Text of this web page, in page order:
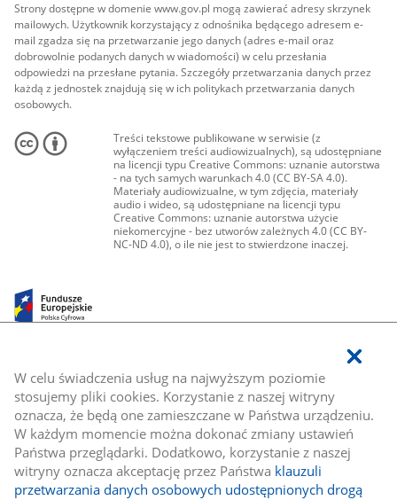
W celu świadczenia usług na najwyższym poziomie
stosujemy pliki cookies. Korzystanie z naszej witryny
oznacza, że będą one zamieszczane w Państwa urządzeniu.
W każdym momencie można dokonać zmiany ustawień
Państwa przeglądarki. Dodatkowo, korzystanie z naszej
witryny oznacza akceptację przez Państwa klauzuli
przetwarzania danych osobowych udostępnionych drogą
Strony dostępne w domenie www.gov.pl mogą zawierać adresy skrzynek
mailowych. Użytkownik korzystający z odnośnika będącego adresem e-
mail zgadza się na przetwarzanie jego danych (adres e-mail oraz
dobrowolnie podanych danych w wiadomości) w celu przesłania
odpowiedzi na przesłane pytania. Szczegóły przetwarzania danych przez
każdą z jednostek znajdują się w ich politykach przetwarzania danych
osobowych.
Treści tekstowe publikowane w serwisie (z
wyłączeniem treści audiowizualnych), są udostępniane
na licencji typu Creative Commons: uznanie autorstwa
- na tych samych warunkach 4.0 (CC BY-SA 4.0).
Materiały audiowizualne, w tym zdjęcia, materiały
audio i wideo, są udostępniane na licencji typu
Creative Commons: uznanie autorstwa użycie
niekomercyjne - bez utworów zależnych 4.0 (CC BY-
NC-ND 4.0), o ile nie jest to stwierdzone inaczej.